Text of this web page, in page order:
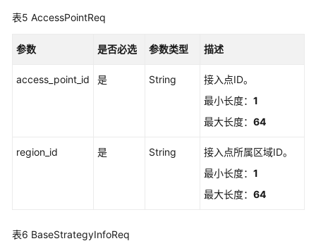
略
表5 AccessPointReq
参数 是否必选 参数类型 描述
access_point_id 是 String
接入点ID。
最小长度： 1
最大长度： 64
region_id 是 String
接入点所属区域ID。
最小长度： 1
最大长度： 64
表6 BaseStrategyInfoReq